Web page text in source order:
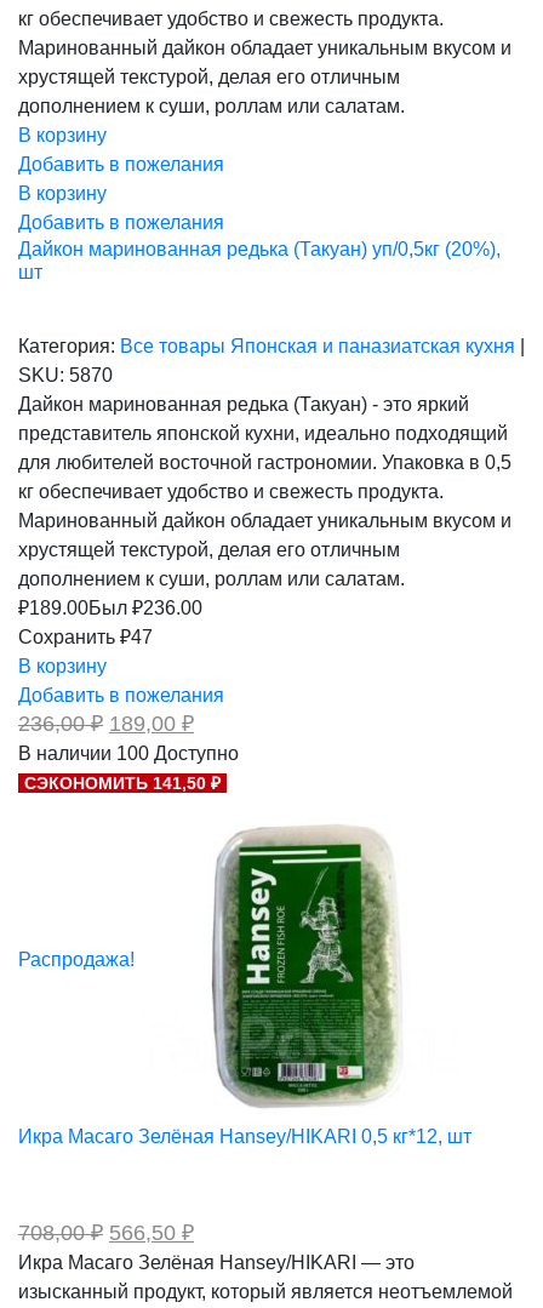
кг обеспечивает удобство и свежесть продукта.
Маринованный дайкон обладает уникальным вкусом и
хрустящей текстурой, делая его отличным
дополнением к суши, роллам или салатам.
В корзину
Добавить в пожелания
В корзину
Добавить в пожелания
Дайкон маринованная редька (Такуан) уп/0,5кг (20%),
шт
Категория: Все товары Японская и паназиатская кухня
SKU: 5870
Дайкон маринованная редька (Такуан) - это яркий
представитель японской кухни, идеально подходящий
для любителей восточной гастрономии. Упаковка в 0,5
кг обеспечивает удобство и свежесть продукта.
Маринованный дайкон обладает уникальным вкусом и
хрустящей текстурой, делая его отличным
дополнением к суши, роллам или салатам.
₽189.00Был ₽236.00
Сохранить ₽47
В корзину
Добавить в пожелания
236,00₽ Первоначальная
цена
составляла
236,00 ₽.
189,00 ₽Текущая
189,00 ₽.
В наличии 100 Доступно
СЭКОНОМИТЬ 141,50 ₽
Распродажа!
Икра Масаго Зелёная Hansey/HIKARI 0,5 кг*12, шт
708,00₽ Первоначальная
цена
составляла
708,00 ₽.
566,50 ₽Текущая
цена:
566,50 ₽.
Икра Масаго Зелёная Hansey/HIKARI — это
изысканный продукт, который является неотъемлемой